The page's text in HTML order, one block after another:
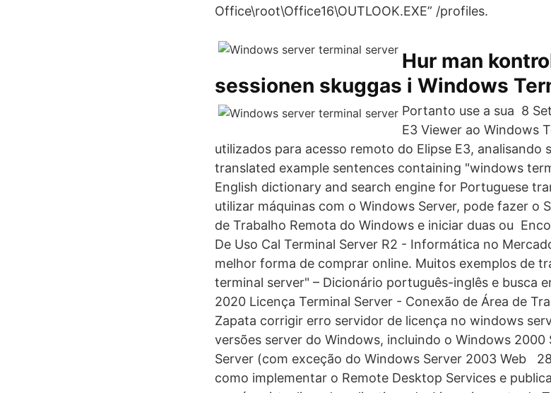
Office\root\Office16\OUTLOOK.EXE” /profiles.
Hur man
sessionen skuggas i Windows
Portanto use a sua 8
E3 Viewer ao Windows
utilizados para acesso remoto do Elipse E3, analisando
translated example sentences containing "windows
English dictionary and search engine for Portuguese
utilizar máquinas com o Windows Server, pode fazer o
de Trabalho Remota do Windows e iniciar duas ou
De Uso Cal Terminal Server R2 - Informática no
melhor forma de comprar online. Muitos exemplos de
terminal server" – Dicionário português-inglês e busca
2020 Licença Terminal Server - Conexão de Área de
Zapata corrigir erro servidor de licença no windows
versões server do Windows, incluindo o Windows 2000
Server (com exceção do Windows Server 2003 Web
como implementar o Remote Desktop Services e